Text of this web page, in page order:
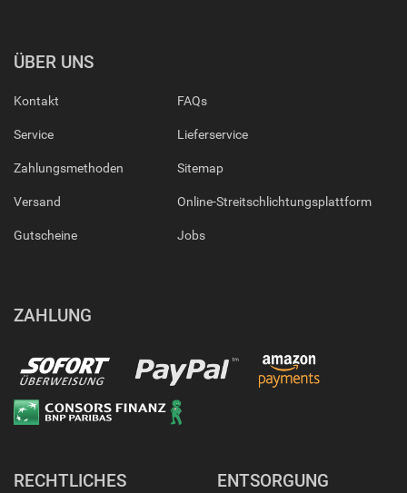
ÜBER UNS
Kontakt
Service
Zahlungsmethoden
Versand
Gutscheine
FAQs
Lieferservice
Sitemap
Online-Streitschlichtungsplattform
Jobs
ZAHLUNG
RECHTLICHES ENTSORGUNG